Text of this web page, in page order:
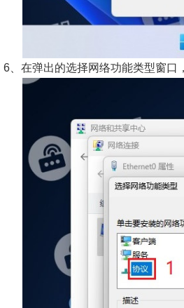
6、在弹出的选择网络功能类型窗口